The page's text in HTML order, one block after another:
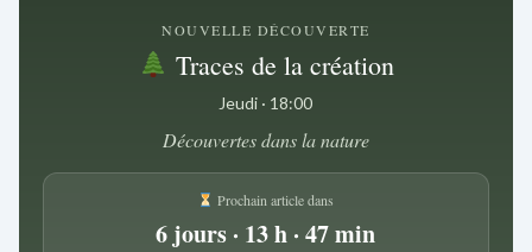
NOUVELLE DÉCOUVERTE
Traces de la création
Jeudi · 18:00
Découvertes dans la nature
Prochain article dans
6 jours · 13 h · 47 min